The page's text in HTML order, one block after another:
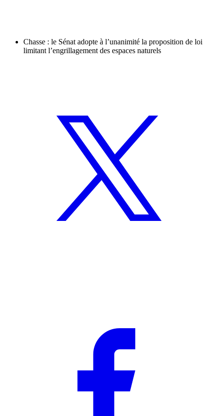
Chasse : le Sénat adopte à l’unanimité la proposition de loi
limitant l’engrillagement des espaces naturels